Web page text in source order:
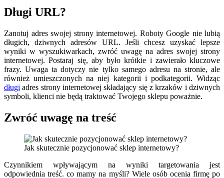
Długi URL?
Zanotuj adres swojej strony internetowej. Roboty Google nie lubią
długich, dziwnych adresów URL. Jeśli chcesz uzyskać lepsze
wyniki w wyszukiwarkach, zwróć uwagę na adres swojej strony
internetowej. Postaraj się, aby było krótkie i zawierało kluczowe
frazy. Uwaga ta dotyczy nie tylko samego adresu na stronie, ale
również umieszczonych na niej kategorii i podkategorii. Widząc
długi adres strony internetowej składający się z krzaków i dziwnych
symboli, klienci nie będą traktować Twojego sklepu poważnie.
Zwróć uwagę na treść
Jak skutecznie pozycjonować sklep internetowy?
Czynnikiem wpływającym na wyniki targetowania jest
odpowiednia treść. co mamy na myśli? Wiele osób ocenia firmę po